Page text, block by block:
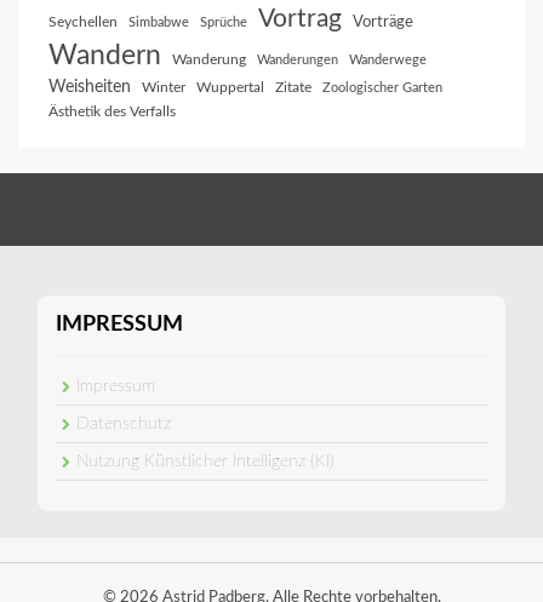
Seychellen Simbabwe Sprüche Vortrag Vorträge
Wandern Wanderung Wanderungen Wanderwege
Weisheiten Winter Wuppertal Zitate Zoologischer Garten
Ästhetik des Verfalls
IMPRESSUM
Impressum
Datenschutz
Nutzung Künstlicher Intelligenz (KI)
© 2026 Astrid Padberg. Alle Rechte vorbehalten.